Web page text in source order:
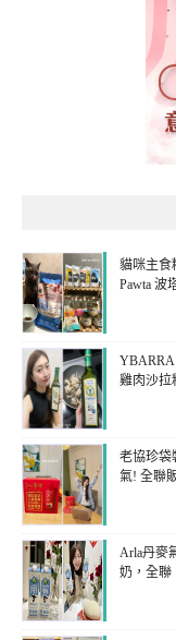
貓咪主食
Pawta 波
雞肉沙拉
老協珍袋
氣! 全聯
Arla丹麥
奶，全聯